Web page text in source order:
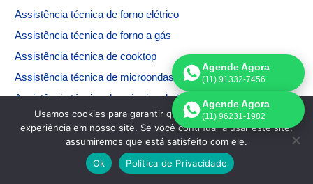
Assistência técnica de forno elétrico
Assistência técnica de forno a gás
Assistência técnica de cooktop
Assistência técnica de microondas
Assistência técnica de máquina de lavar
Assistência técnica de máquina de secar
Assistência técnica de máquina de lavar e secar
Assistência técnica Electrolux
Agende Agora
(11) 91332-7456
Agende Agora
(11) 96231-1982
Usamos cookies para garantir que oferecemos a melhor
experiência em nosso site. Se você continuar a usar este site,
assumiremos que está satisfeito com ele.
Ok
Política de Privacidade